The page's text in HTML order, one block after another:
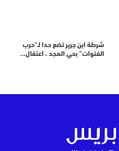
شرطة ابن جرير تضع حدا لـ”حرب
الفتوات” بحي المجد ، اعتقال…